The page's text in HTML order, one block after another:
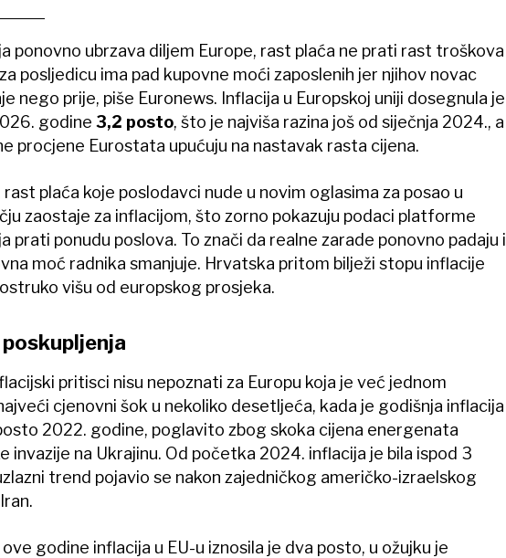
ponovno ubrzava diljem Europe, rast plaća ne prati rast troškova
posljedicu ima pad kupovne moći zaposlenih jer njihov novac
nego prije, piše Euronews. Inflacija u Europskoj uniji dosegnula je
godine 3,2 posto, što je najviša razina još od siječnja 2024., a
procjene Eurostata upućuju na nastavak rasta cijena.
rast plaća koje poslodavci nude u novim oglasima za posao u
zaostaje za inflacijom, što zorno pokazuju podaci platforme
prati ponudu poslova. To znači da realne zarade ponovno padaju i
moć radnika smanjuje. Hrvatska pritom bilježi stopu inflacije
višu od europskog prosjeka.
pritisci nisu nepoznati za Europu koja je već jednom
cjenovni šok u nekoliko desetljeća, kada je godišnja inflacija
2022. godine, poglavito zbog skoka cijena energenata
invazije na Ukrajinu. Od početka 2024. inflacija je bila ispod 3
trend pojavio se nakon zajedničkog američko-izraelskog
godine inflacija u EU-u iznosila je dva posto, u ožujku je